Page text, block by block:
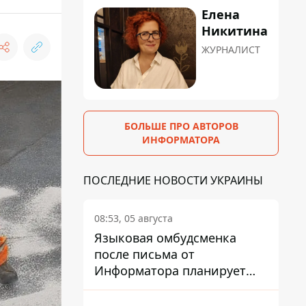
Елена
Никитина
ЖУРНАЛИСТ
БОЛЬШЕ ПРО АВТОРОВ
ИНФОРМАТОРА
ПОСЛЕДНИЕ НОВОСТИ УКРАИНЫ
08:53, 05 августа
Языковая омбудсменка
после письма от
Информатора планирует
наказать компанию-